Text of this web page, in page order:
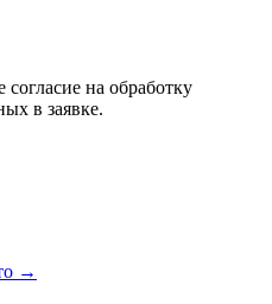
на обработку
в заявке.
→